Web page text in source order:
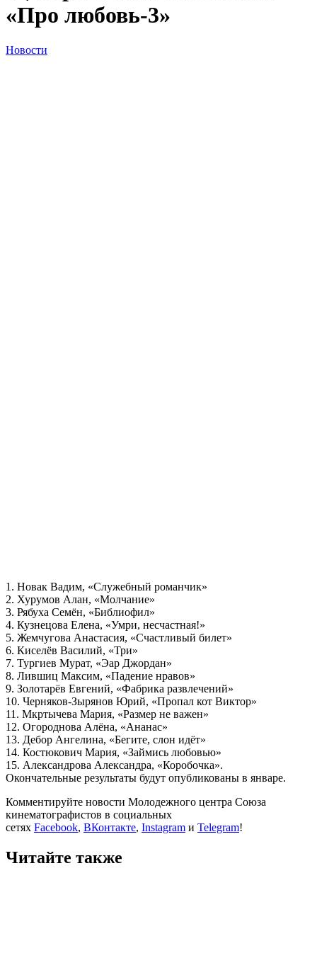
«Про любовь-3»
Новости
1. Новак Вадим, «Служебный романчик»
2. Хурумов Алан, «Молчание»
3. Рябуха Семён, «Библиофил»
4. Кузнецова Елена, «Умри, несчастная!»
5. Жемчугова Анастасия, «Счастливый билет»
6. Киселёв Василий, «Три»
7. Тургиев Мурат, «Эар Джордан»
8. Лившиц Максим, «Падение нравов»
9. Золотарёв Евгений, «Фабрика развлечений»
10. Черняков-Зырянов Юрий, «Пропал кот Виктор»
11. Мкртычева Мария, «Размер не важен»
12. Огороднова Алёна, «Ананас»
13. Дебор Ангелина, «Бегите, слон идёт»
14. Костюкович Мария, «Займись любовью»
15. Александрова Александра, «Коробочка».
Окончательные результаты будут опубликованы в январе.
Комментируйте новости Молодежного центра Союза
кинематографистов в социальных
сетях Facebook, ВКонтакте, Instagram и Telegram!
Читайте также